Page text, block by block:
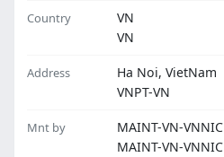
Country
VN
VN
Address
Ha Noi, VietNam
VNPT-VN
Mnt by
MAINT-VN-VNNIC
MAINT-VN-VNNIC